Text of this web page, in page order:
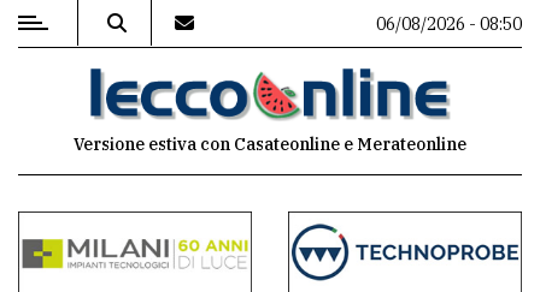
MENU
commenti
06/08/2026 - 08:50
Versione estiva con Casateonline e Merateonline